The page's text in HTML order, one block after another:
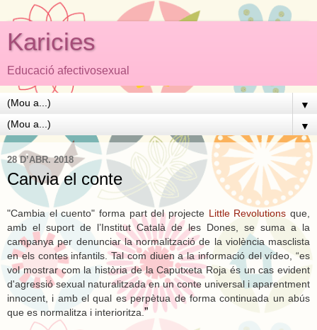
Karicies
Educació afectivosexual
▼
▼
28 D’ABR. 2018
Canvia el conte
"Cambia el cuento" forma part del projecte Little Revolutions que,
amb el suport de l’Institut Català de les Dones, se suma a la
campanya per denunciar la normalització de la violència masclista
en els contes infantils. Tal com diuen a la informació del vídeo, “es
vol mostrar com la història de la Caputxeta Roja és un cas evident
d'agressió sexual naturalitzada en un conte universal i aparentment
innocent, i amb el qual es perpètua de forma continuada un abús
que es normalitza i interioritza.”